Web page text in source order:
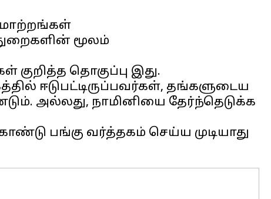
மாற்றங்கள்
மூலம்
குறித்த தொகுப்பு இது.
ஈடுபட்டிருப்பவர்கள், தங்களுடைய
அல்லது, நாமினியை தேர்ந்தெடுக்க
பங்கு வர்த்தகம் செய்ய முடியாது